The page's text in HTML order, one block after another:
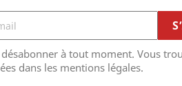
à tout moment. Vous
dans les mentions légales.